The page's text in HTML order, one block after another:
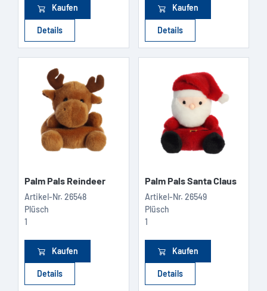
Kaufen
Details
Kaufen
Details
Palm Pals Reindeer
Artikel-Nr. 26548
Plüsch
1
Kaufen
Details
Palm Pals Santa Claus
Artikel-Nr. 26549
Plüsch
1
Kaufen
Details